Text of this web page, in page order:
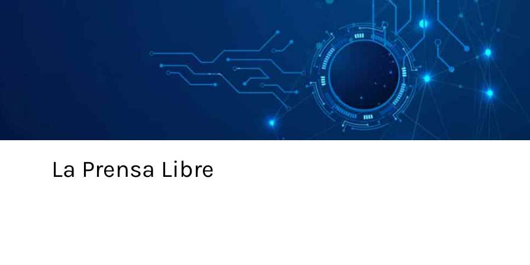
La Prensa Libre